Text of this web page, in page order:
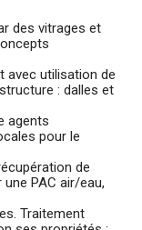
des vitrages et
avec utilisation de
: dalles et
agents
pour le
de
PAC air/eau,
Traitement